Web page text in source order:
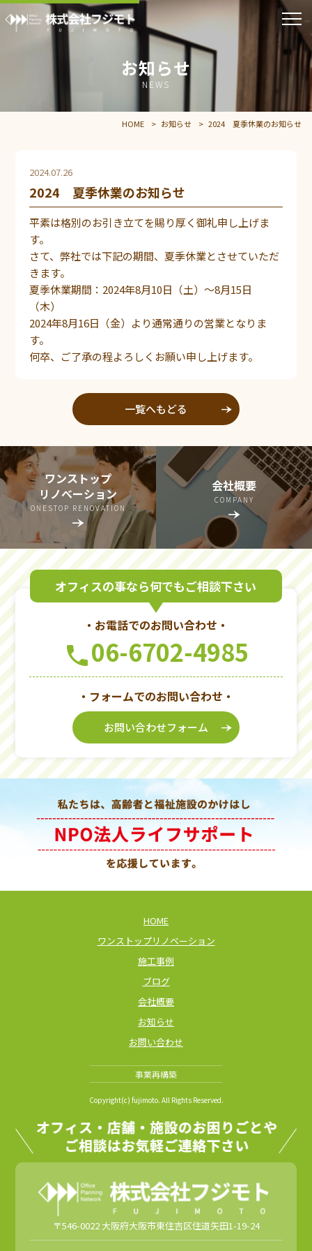
お知らせ
NEWS
HOME お知らせ 2024 夏季休業のお知らせ
2024.07.26
2024 夏季休業のお知らせ
平素は格別のお引き立てを賜り厚く御礼申し上げま
す。
さて、弊社では下記の期間、夏季休業とさせていただ
きます。
夏季休業期間：2024年8月10日（土）～8月15日
（木）
2024年8月16日（金）より通常通りの営業となりま
す。
何卒、ご了承の程よろしくお願い申し上げます。
一覧へもどる line_end_arrow_notch
ワンストップ
リノベーション
ONESTOP RENOVATION
line_end_arrow_notch
会社概要
COMPANY
line_end_arrow_notch
オフィスの事なら何でもご相談下さい
・お電話でのお問い合わせ・
phone06-6702-4985
・フォームでのお問い合わせ・
お問い合わせフォーム line_end_arrow_notch
HOME
ワンストップリノベーション
施工事例
ブログ
会社概要
お知らせ
お問い合わせ
事業再構築
Copyright(c) fujimoto. All Rights Reserved.
〒546-0022 大阪府大阪市東住吉区住道矢田1-19-24